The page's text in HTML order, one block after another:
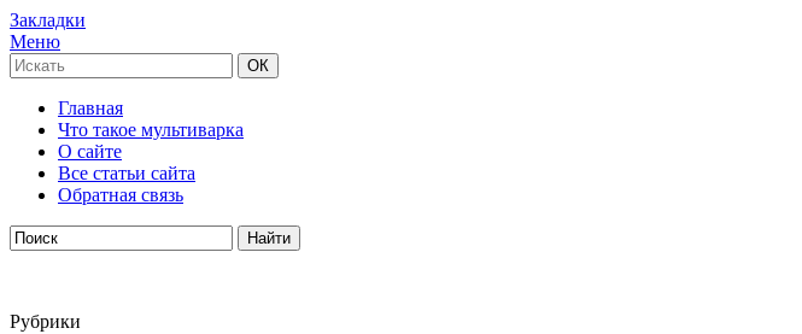
Закладки
Меню
Главная
Что такое мультиварка
О сайте
Все статьи сайта
Обратная связь
Рубрики